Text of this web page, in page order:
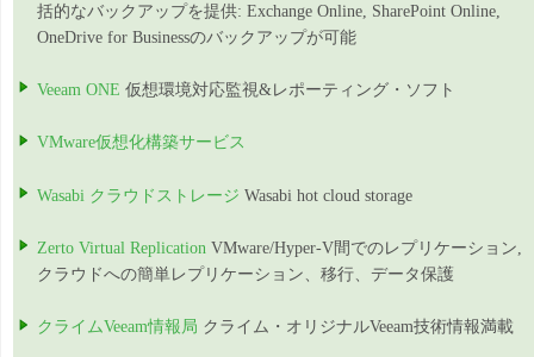
括的なバックアップを提供: Exchange Online, SharePoint Online,
OneDrive for Businessのバックアップが可能
Veeam ONE 仮想環境対応監視&レポーティング・ソフト
VMware仮想化構築サービス
Wasabi クラウドストレージ Wasabi hot cloud storage
Zerto Virtual Replication VMware/Hyper-V間でのレプリケーション,
クラウドへの簡単レプリケーション、移行、データ保護
クライムVeeam情報局 クライム・オリジナルVeeam技術情報満載